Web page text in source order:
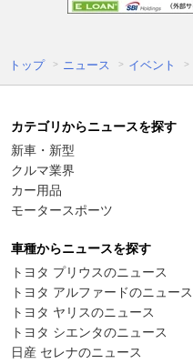
トップ ニュース イベント
カテゴリからニュースを探す
新車・新型
クルマ業界
カー用品
モータースポーツ
車種からニュースを探す
トヨタ プリウスのニュース
トヨタ アルファードのニュース
トヨタ ヤリスのニュース
トヨタ シエンタのニュース
日産 セレナのニュース